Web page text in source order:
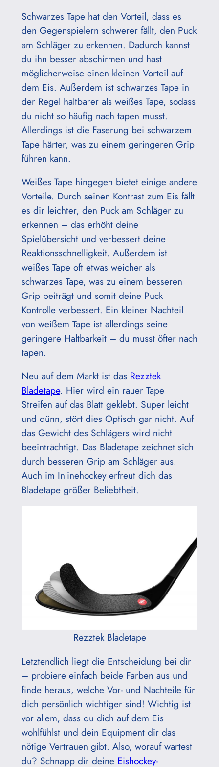
Schwarzes Tape hat den Vorteil, dass es
den Gegenspielern schwerer fällt, den Puck
am Schläger zu erkennen. Dadurch kannst
du ihn besser abschirmen und hast
möglicherweise einen kleinen Vorteil auf
dem Eis. Außerdem ist schwarzes Tape in
der Regel haltbarer als weißes Tape, sodass
du nicht so häufig nach tapen musst.
Allerdings ist die Faserung bei schwarzem
Tape härter, was zu einem geringeren Grip
führen kann.
Weißes Tape hingegen bietet einige andere
Vorteile. Durch seinen Kontrast zum Eis fällt
es dir leichter, den Puck am Schläger zu
erkennen – das erhöht deine
Spielübersicht und verbessert deine
Reaktionsschnelligkeit. Außerdem ist
weißes Tape oft etwas weicher als
schwarzes Tape, was zu einem besseren
Grip beiträgt und somit deine Puck
Kontrolle verbessert. Ein kleiner Nachteil
von weißem Tape ist allerdings seine
geringere Haltbarkeit – du musst öfter nach
tapen.
Neu auf dem Markt ist das Rezztek
Bladetape. Hier wird ein rauer Tape
Streifen auf das Blatt geklebt. Super leicht
und dünn, stört dies Optisch gar nicht. Auf
das Gewicht des Schlägers wird nicht
beeinträchtigt. Das Bladetape zeichnet sich
durch besseren Grip am Schläger aus.
Auch im Inlinehockey erfreut dich das
Bladetape größer Beliebtheit.
Rezztek Bladetape
Letztendlich liegt die Entscheidung bei dir
– probiere einfach beide Farben aus und
finde heraus, welche Vor- und Nachteile für
dich persönlich wichtiger sind! Wichtig ist
vor allem, dass du dich auf dem Eis
wohlfühlst und dein Equipment dir das
nötige Vertrauen gibt. Also, worauf wartest
du? Schnapp dir deine Eishockey-